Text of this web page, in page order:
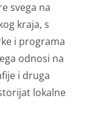
svega na
kraja, s
i programa
odnosi na
i druga
lokalne